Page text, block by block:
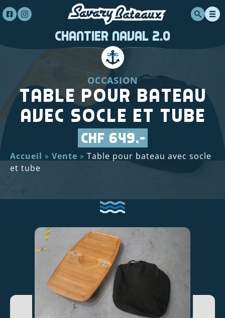
Chantier Naval 2.0
OCCASION
Table pour bateau
avec socle et tube
CHF 649.-
Accueil » Vente » Table pour bateau avec socle
et tube